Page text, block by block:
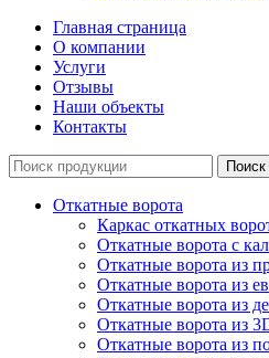
Главная страница
О компании
Услуги
Отзывы
Наши объекты
Контакты
Откатные ворота
Каркас откатных
Откатные ворота с
Откатные ворота из
Откатные ворота из
Откатные ворота из
Откатные ворота из
Откатные ворота из